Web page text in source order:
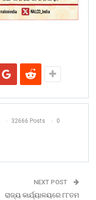
32666 Posts 0
NEXT POST
ରାଜ୍ୟ କାର୍ଯ୍ୟାଳୟରେ ୮୮ତମ